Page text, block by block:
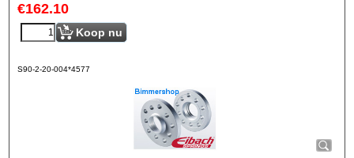
€162.10
Koop nu
S90-2-20-004*4577